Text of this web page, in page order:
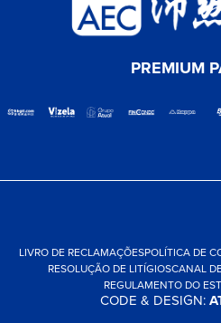
PREMIUM
LIVRO DE RECLAMAÇÕESPOLÍTICA DE
RESOLUÇÃO DE LITÍGIOSCANAL
REGULAMENTO DO
CODE & DESIGN: